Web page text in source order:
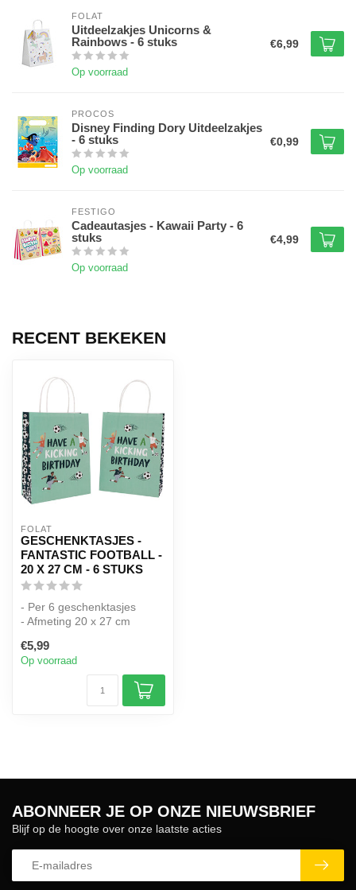
FOLAT
Uitdeelzakjes Unicorns &
Rainbows - 6 stuks
Op voorraad
€6,99
PROCOS
Disney Finding Dory Uitdeelzakjes
- 6 stuks
Op voorraad
€0,99
FESTIGO
Cadeautasjes - Kawaii Party - 6
stuks
Op voorraad
€4,99
RECENT BEKEKEN
FOLAT
GESCHENKTASJES -
FANTASTIC FOOTBALL -
20 X 27 CM - 6 STUKS
- Per 6 geschenktasjes
- Afmeting 20 x 27 cm
€5,99
Op voorraad
ABONNEER JE OP ONZE NIEUWSBRIEF
Blijf op de hoogte over onze laatste acties